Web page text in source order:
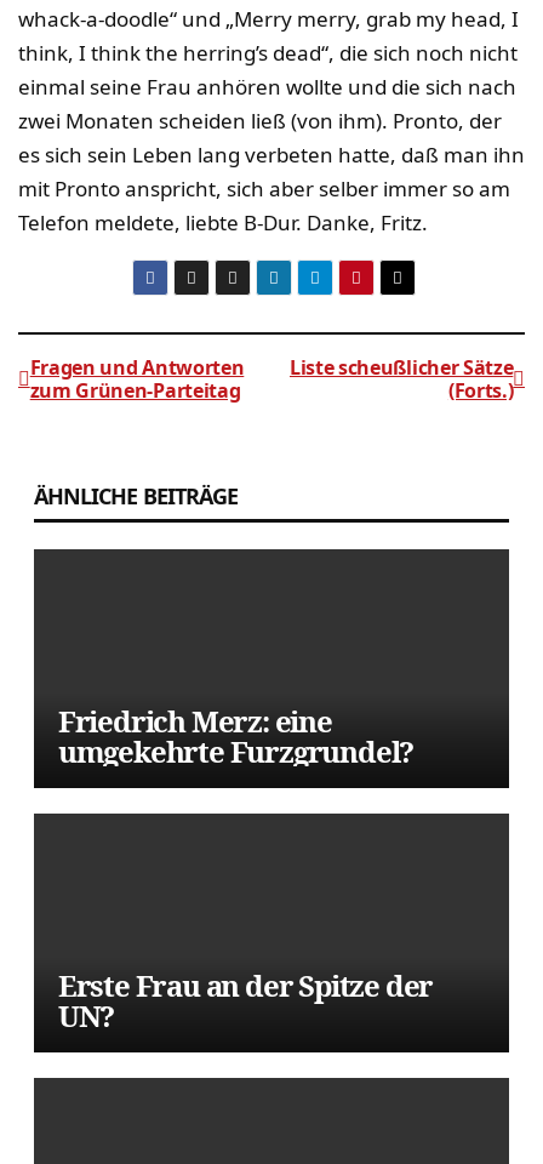
whack-a-doodle“ und „Merry merry, grab my head, I
think, I think the herring’s dead“, die sich noch nicht
einmal seine Frau anhören wollte und die sich nach
zwei Monaten scheiden ließ (von ihm). Pronto, der
es sich sein Leben lang verbeten hatte, daß man ihn
mit Pronto anspricht, sich aber selber immer so am
Telefon meldete, liebte B-Dur. Danke, Fritz.
Liste scheußlicher Sätze
(Forts.)
Fragen und Antworten
zum Grünen-Parteitag
ÄHNLICHE BEITRÄGE
Friedrich Merz: eine
umgekehrte Furzgrundel?
Erste Frau an der Spitze der
UN?